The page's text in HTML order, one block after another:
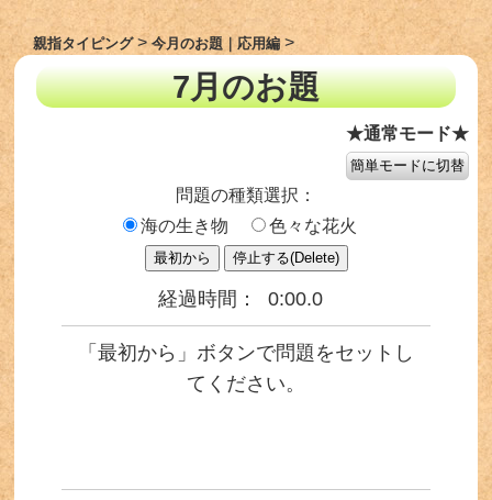
7月のお題
★通常モード★
問題の種類選択：
海の生き物
色々な花火
経過時間： 0:00.0
「最初から」ボタンで問題をセットし
てください。
親指タイピング 今月のお題｜応用編